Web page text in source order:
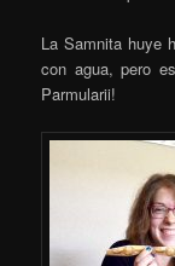
La Samnita huye
con agua, pero
Parmularii!